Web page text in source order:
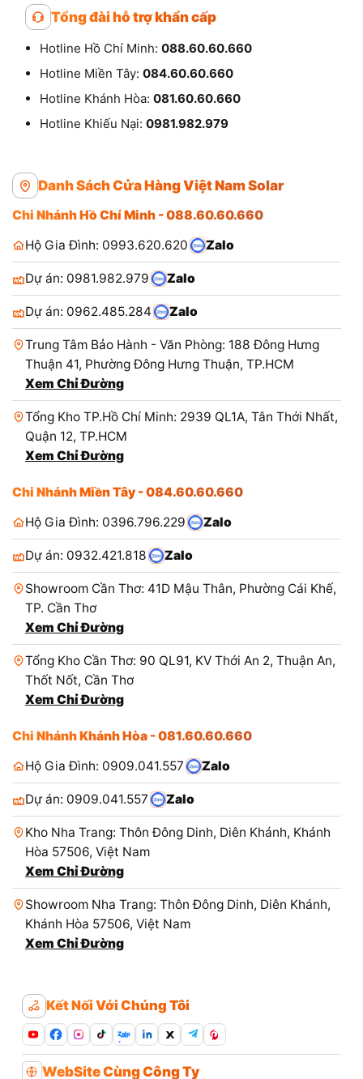
Tổng đài hỗ trợ khẩn cấp
Hotline Hồ Chí Minh: 088.60.60.660
Hotline Miền Tây: 084.60.60.660
Hotline Khánh Hòa: 081.60.60.660
Hotline Khiếu Nại: 0981.982.979
Danh Sách Cửa Hàng Việt Nam Solar
Chi Nhánh Hồ Chí Minh - 088.60.60.660
Hộ Gia Đình: 0993.620.620
Zalo
Dự án: 0981.982.979 Zalo
Dự án: 0962.485.284 Zalo
Trung Tâm Bảo Hành - Văn Phòng: 188 Đông Hưng
Thuận 41, Phường Đông Hưng Thuận, TP.HCM
Xem Chỉ Đường
Tổng Kho TP.Hồ Chí Minh: 2939 QL1A, Tân Thới Nhất,
Quận 12, TP.HCM
Xem Chỉ Đường
Chi Nhánh Miền Tây - 084.60.60.660
Hộ Gia Đình: 0396.796.229
Zalo
Dự án: 0932.421.818 Zalo
Showroom Cần Thơ: 41D Mậu Thân, Phường Cái Khế,
TP. Cần Thơ
Xem Chỉ Đường
Tổng Kho Cần Thơ: 90 QL91, KV Thới An 2, Thuận An,
Thốt Nốt, Cần Thơ
Xem Chỉ Đường
Chi Nhánh Khánh Hòa - 081.60.60.660
Hộ Gia Đình: 0909.041.557
Zalo
Dự án: 0909.041.557 Zalo
Kho Nha Trang: Thôn Đông Dinh, Diên Khánh, Khánh
Hòa 57506, Việt Nam
Xem Chỉ Đường
Showroom Nha Trang: Thôn Đông Dinh, Diên Khánh,
Khánh Hòa 57506, Việt Nam
Xem Chỉ Đường
Kết Nối Với Chúng Tôi
Zalo
WebSite Cùng Công Ty